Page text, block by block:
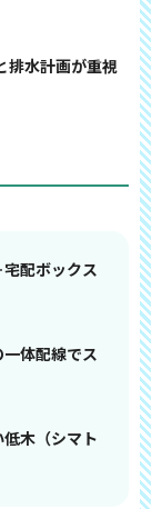
排水計画が重視
配ボックス
体配線でス
木（シマト